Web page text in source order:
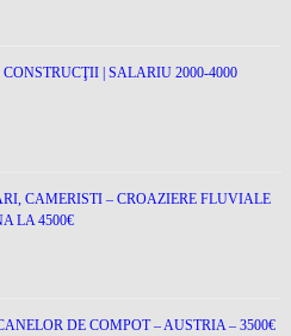
| SALARIU 2000-4000
CAMERISTI – CROAZIERE FLUVIALE
LA 4500€
DE COMPOT – AUSTRIA – 3500€